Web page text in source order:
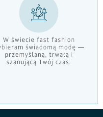
W świecie fast fashion
świadomą modę —
przemyślaną, trwałą i
szanującą Twój czas.